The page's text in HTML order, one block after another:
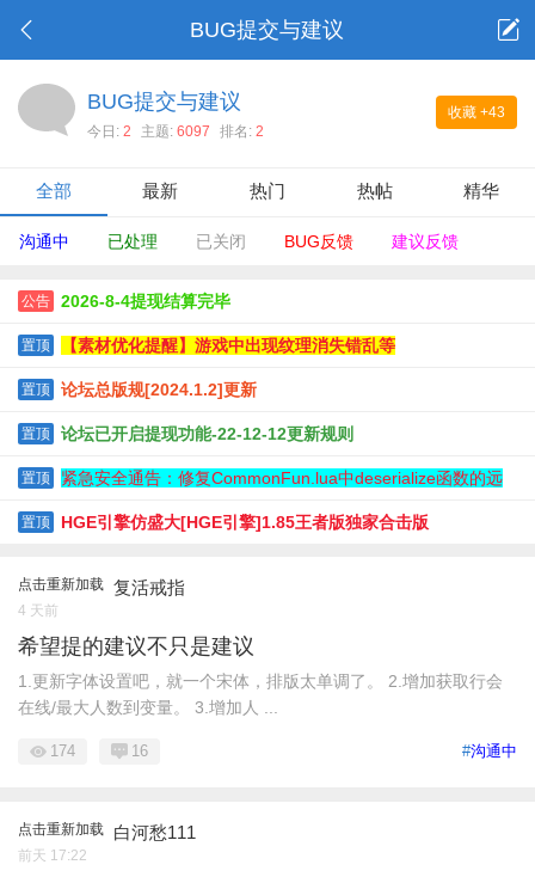
BUG提交与建议
收藏 +43
BUG提交与建议
今日: 2 主题: 6097 排名: 2
全部 最新 热门 热帖 精华
沟通中 已处理 已关闭 BUG反馈 建议反馈
公告 2026-8-4提现结算完毕
置顶 【素材优化提醒】游戏中出现纹理消失错乱等
置顶 论坛总版规[2024.1.2]更新
置顶 论坛已开启提现功能-22-12-12更新规则
置顶 紧急安全通告：修复CommonFun.lua中deserialize函数的远
程代码
置顶 HGE引擎仿盛大[HGE引擎]1.85王者版独家合击版
点击重新加载 复活戒指
4 天前
希望提的建议不只是建议
1.更新字体设置吧，就一个宋体，排版太单调了。 2.增加获取行会
在线/最大人数到变量。 3.增加人 ...
#沟通中
174 16
点击重新加载 白河愁111
前天 17:22